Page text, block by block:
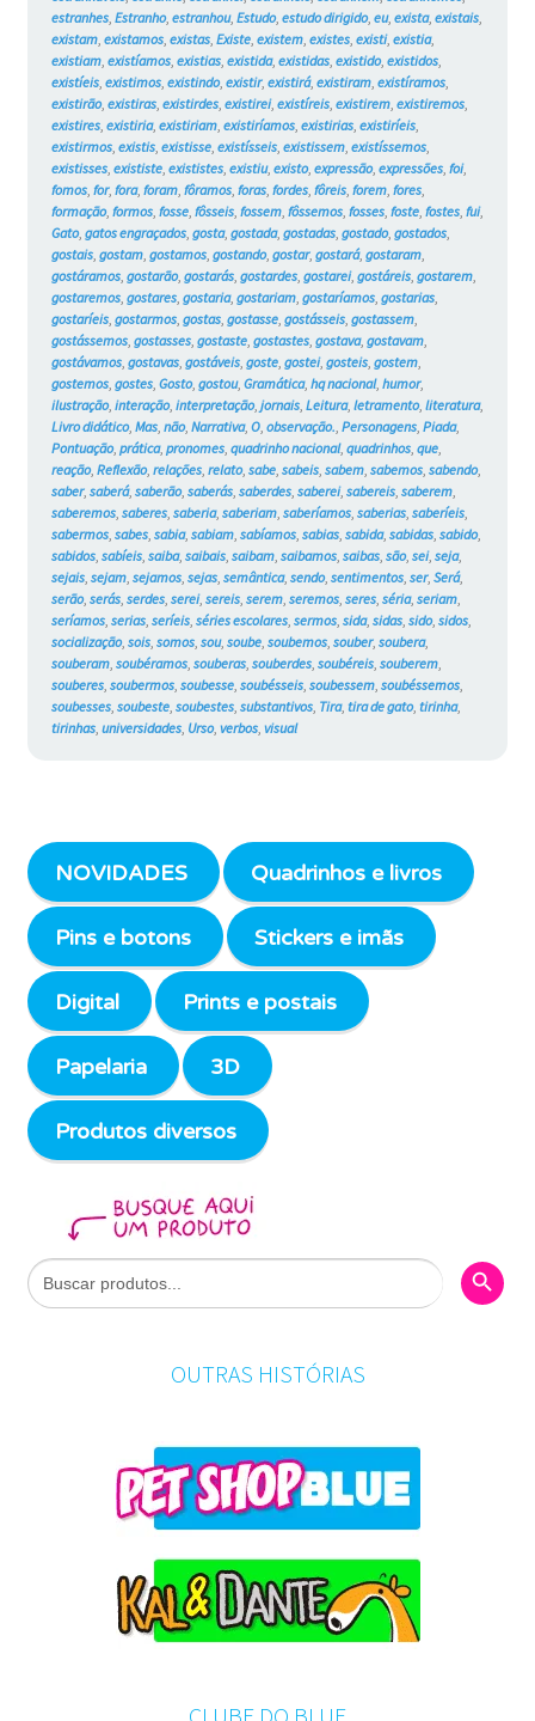
estranhes, Estranho, estranhou, Estudo, estudo dirigido, eu, exista, existais,
existam, existamos, existas, Existe, existem, existes, existi, existia,
existiam, existíamos, existias, existida, existidas, existido, existidos,
existíeis, existimos, existindo, existir, existirá, existiram, existíramos,
existirão, existiras, existirdes, existirei, existíreis, existirem, existiremos,
existires, existiria, existiriam, existiríamos, existirias, existiríeis,
existirmos, existis, existisse, existísseis, existissem, existíssemos,
existisses, exististe, exististes, existiu, existo, expressão, expressões, foi,
fomos, for, fora, foram, fôramos, foras, fordes, fôreis, forem, fores,
formação, formos, fosse, fôsseis, fossem, fôssemos, fosses, foste, fostes, fui,
Gato, gatos engraçados, gosta, gostada, gostadas, gostado, gostados,
gostais, gostam, gostamos, gostando, gostar, gostará, gostaram,
gostáramos, gostarão, gostarás, gostardes, gostarei, gostáreis, gostarem,
gostaremos, gostares, gostaria, gostariam, gostaríamos, gostarias,
gostaríeis, gostarmos, gostas, gostasse, gostásseis, gostassem,
gostássemos, gostasses, gostaste, gostastes, gostava, gostavam,
gostávamos, gostavas, gostáveis, goste, gostei, gosteis, gostem,
gostemos, gostes, Gosto, gostou, Gramática, hq nacional, humor,
ilustração, interação, interpretação, jornais, Leitura, letramento, literatura,
Livro didático, Mas, não, Narrativa, O, observação. Personagens, Piada,
Pontuação, prática, pronomes, quadrinho nacional, quadrinhos, que,
reação, Reflexão, relações, relato, sabe, sabeis, sabem, sabemos, sabendo,
saber, saberá, saberão, saberás, saberdes, saberei, sabereis, saberem,
saberemos, saberes, saberia, saberiam, saberíamos, saberias, saberíeis,
sabermos, sabes, sabia, sabiam, sabíamos, sabias, sabida, sabidas, sabido,
sabidos, sabíeis, saiba, saibais, saibam, saibamos, saibas, são, sei, seja,
sejais, sejam, sejamos, sejas, semântica, sendo, sentimentos, ser, Será,
serão, serás, serdes, serei, sereis, serem, seremos, seres, séria, seriam,
seríamos, serias, seríeis, séries escolares, sermos, sida, sidas, sido, sidos,
socialização, sois, somos, sou, soube, soubemos, souber, soubera,
souberam, soubéramos, souberas, souberdes, soubéreis, souberem,
souberes, soubermos, soubesse, soubésseis, soubessem, soubéssemos,
soubesses, soubeste, soubestes, substantivos, Tira, tira de gato, tirinha,
tirinhas, universidades, Urso, verbos, visual
NOVIDADES Quadrinhos e livros
Pins e botons Stickers e imãs
Digital Prints e postais
Papelaria 3D
Produtos diversos
Search
for:
Search
OUTRAS HISTÓRIAS